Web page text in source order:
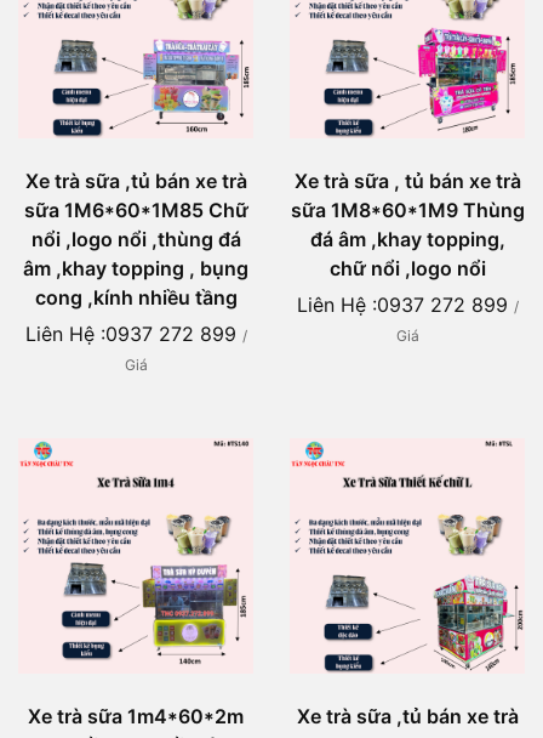
Xe trà sữa ,tủ bán xe trà
sữa 1M6*60*1M85 Chữ
nổi ,logo nổi ,thùng đá
âm ,khay topping , bụng
cong ,kính nhiều tầng
Liên Hệ :0937 272 899 /
Giá
Xe trà sữa , tủ bán xe trà
sữa 1M8*60*1M9 Thùng
đá âm ,khay topping,
chữ nổi ,logo nổi
Liên Hệ :0937 272 899 /
Giá
Xe trà sữa 1m4*60*2m
Xe trà sữa ,tủ bán xe trà